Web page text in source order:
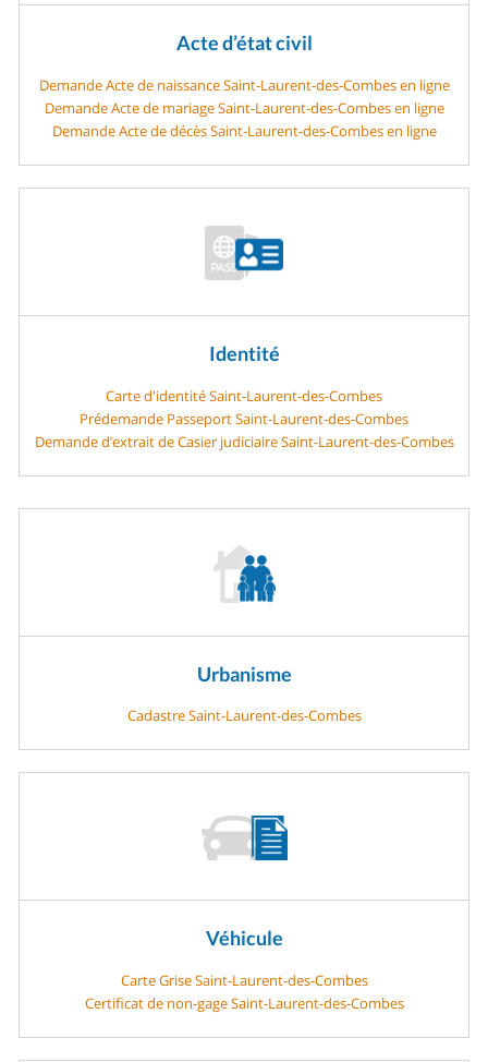
Acte d’état civil
Demande Acte de naissance Saint-Laurent-des-Combes en ligne
Demande Acte de mariage Saint-Laurent-des-Combes en ligne
Demande Acte de décès Saint-Laurent-des-Combes en ligne
Identité
Carte d'identité Saint-Laurent-des-Combes
Prédemande Passeport Saint-Laurent-des-Combes
Demande d’extrait de Casier judiciaire Saint-Laurent-des-Combes
Urbanisme
Cadastre Saint-Laurent-des-Combes
Véhicule
Carte Grise Saint-Laurent-des-Combes
Certificat de non-gage Saint-Laurent-des-Combes